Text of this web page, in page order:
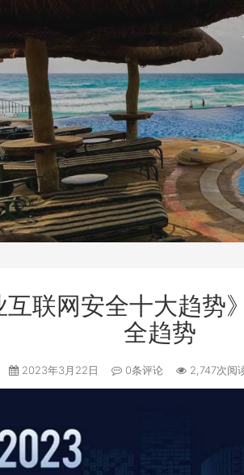
互联网安全十大趋势
全趋势
2023年3月22日 0条评论 2,747次阅